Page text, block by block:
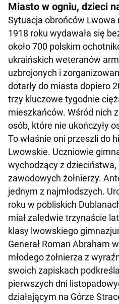
Miasto w ogniu, dzieci
Sytuacja obrońców Lwowa
1918 roku wydawała się
około 700 polskim
ukraińskich weteranów
uzbrojonych i
dotarły do miasta dopiero
trzy kluczowe tygodnie
mieszkańców. Wśród nich
osób, które nie ukończyły
To właśnie oni przeszli do
Lwowskie. Uczniowie
wychodzący z
zawodowych żołnierzy.
jednym z najmłodszych.
roku w pobliskich
miał zaledwie trzynaście
klasy lwowskiego
Generał Roman Abraham
młodego żołnierza z
swoich zapiskach
pierwszych dni
działającym na Górze